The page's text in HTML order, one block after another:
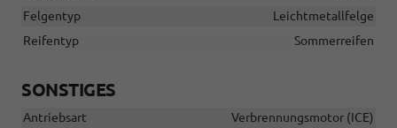
Felgentyp
Leichtmetallfelge
Reifentyp
Sommerreifen
SONSTIGES
Antriebsart
Verbrennungsmotor (ICE)